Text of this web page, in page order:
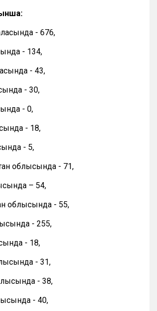
- 676,
- 134,
- 43,
- 30,
- 0,
- 18,
- 5,
облысында - 71,
– 54,
облысында - 55,
- 255,
- 18,
- 31,
- 38,
- 40,